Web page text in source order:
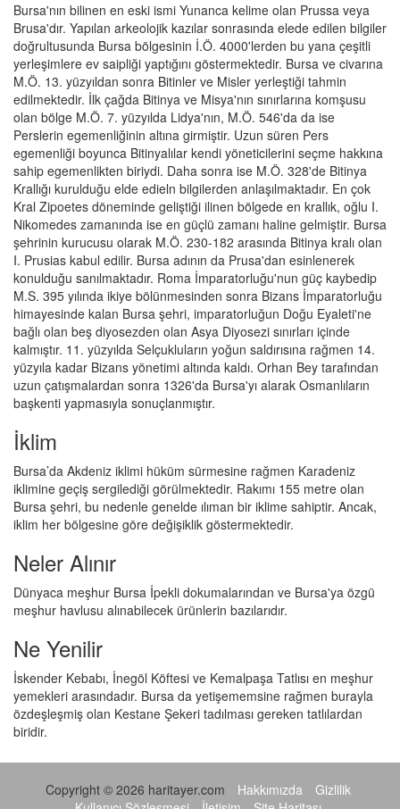
Bursa'nın bilinen en eski ismi Yunanca kelime olan Prussa veya
Brusa'dır. Yapılan arkeolojik kazılar sonrasında elede edilen bilgiler
doğrultusunda Bursa bölgesinin İ.Ö. 4000'lerden bu yana çeşitli
yerleşimlere ev saipliği yaptığını göstermektedir. Bursa ve civarına
M.Ö. 13. yüzyıldan sonra Bitinler ve Misler yerleştiği tahmin
edilmektedir. İlk çağda Bitinya ve Misya'nın sınırlarına komşusu
olan bölge M.Ö. 7. yüzyılda Lidya'nın, M.Ö. 546'da da ise
Perslerin egemenliğinin altına girmiştir. Uzun süren Pers
egemenliği boyunca Bitinyalılar kendi yöneticilerini seçme hakkına
sahip egemenlikten biriydi. Daha sonra ise M.Ö. 328'de Bitinya
Krallığı kurulduğu elde edieln bilgilerden anlaşılmaktadır. En çok
Kral Zipoetes döneminde geliştiği ilinen bölgede en krallık, oğlu I.
Nikomedes zamanında ise en güçlü zamanı haline gelmiştir. Bursa
şehrinin kurucusu olarak M.Ö. 230-182 arasında Bitinya kralı olan
I. Prusias kabul edilir. Bursa adının da Prusa'dan esinlenerek
konulduğu sanılmaktadır. Roma İmparatorluğu'nun güç kaybedip
M.S. 395 yılında ikiye bölünmesinden sonra Bizans İmparatorluğu
himayesinde kalan Bursa şehri, imparatorluğun Doğu Eyaleti'ne
bağlı olan beş diyosezden olan Asya Diyosezi sınırları içinde
kalmıştır. 11. yüzyılda Selçukluların yoğun saldırısına rağmen 14.
yüzyıla kadar Bizans yönetimi altında kaldı. Orhan Bey tarafından
uzun çatışmalardan sonra 1326'da Bursa'yı alarak Osmanlıların
başkenti yapmasıyla sonuçlanmıştır.
İklim
Bursa’da Akdeniz iklimi hüküm sürmesine rağmen Karadeniz
iklimine geçiş sergilediği görülmektedir. Rakımı 155 metre olan
Bursa şehri, bu nedenle genelde ılıman bir iklime sahiptir. Ancak,
iklim her bölgesine göre değişiklik göstermektedir.
Neler Alınır
Dünyaca meşhur Bursa İpekli dokumalarından ve Bursa'ya özgü
meşhur havlusu alınabilecek ürünlerin bazılarıdır.
Ne Yenilir
İskender Kebabı, İnegöl Köftesi ve Kemalpaşa Tatlısı en meşhur
yemekleri arasındadır. Bursa da yetişememsine rağmen burayla
özdeşleşmiş olan Kestane Şekeri tadılması gereken tatlılardan
biridir.
Copyright © 2026 haritayer.com Hakkımızda
Gizlilik